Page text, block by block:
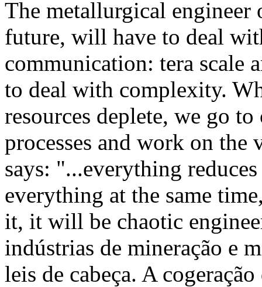
The metallurgical engineer
future, will have to deal
communication: tera scale
to deal with complexity.
resources deplete, we go
processes and work on the
says: "...everything
everything at the same
it, it will be chaotic
indústrias de mineração e
leis de cabeça. A